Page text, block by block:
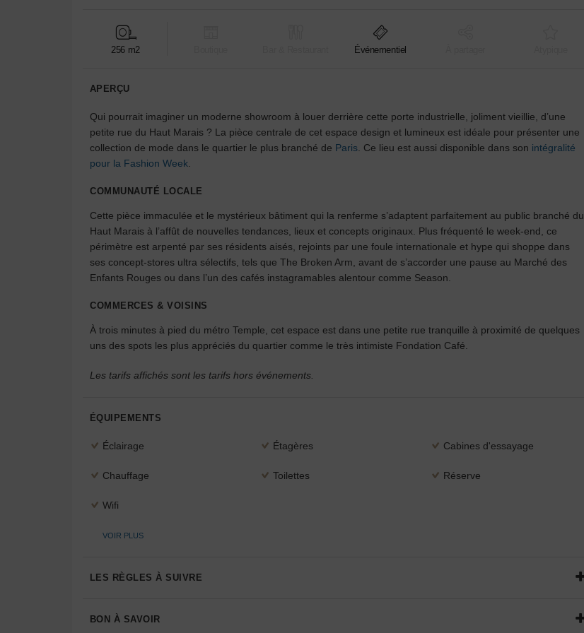
256 m2 Événementiel
APERÇU
Qui pourrait imaginer un moderne showroom à louer derrière cette porte industrielle, joliment vieillie, d’une
petite rue du Haut Marais ? La pièce centrale de cet espace design et lumineux est idéale pour présenter une
collection de mode dans le quartier le plus branché de Paris . Ce lieu est aussi disponible dans son intégralité
pour la Fashion Week
COMMUNAUTÉ LOCALE
Cette pièce immaculée et le mystérieux bâtiment qui la renferme s’adaptent parfaitement au public branché du
Haut Marais à l’affût de nouvelles tendances, lieux et concepts originaux. Plus fréquenté le week-end, ce
périmètre est arpenté par ses résidents aisés, rejoints par une foule internationale et hype qui shoppe dans
ses concept-stores ultra sélectifs, tels que The Broken Arm, avant de s’accorder une pause au Marché des
Enfants Rouges ou dans l’un des cafés instagramables alentour comme Season.
COMMERCES & VOISINS
À trois minutes à pied du métro Temple, cet espace est dans une petite rue tranquille à proximité de quelques
uns des spots les plus appréciés du quartier comme le très intimiste Fondation Café.
Les tarifs affichés sont les tarifs hors événements.
ÉQUIPEMENTS
Éclairage Étagères Cabines d'essayage
Chauffage Toilettes Réserve
Wifi
VOIR PLUS
LES RÈGLES À SUIVRE
BON À SAVOIR